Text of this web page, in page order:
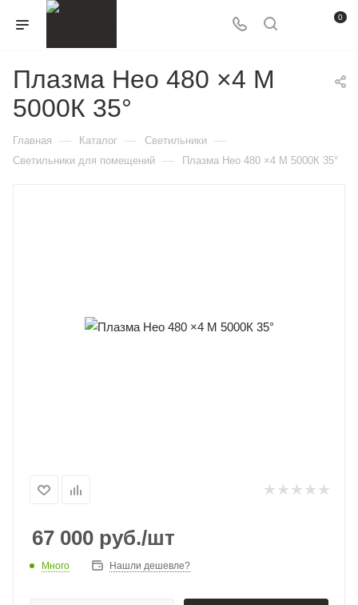
0
Плазма Нео 480 ×4 M
5000К 35°
Главная — Каталог — Светильники —
Светильники для помещений — Плазма Нео 480 ×4 M 5000К 35°
67 000 руб./шт
Много Нашли дешевле?